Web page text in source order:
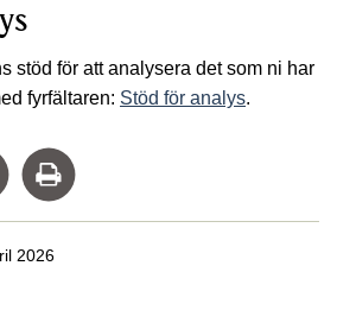
stöd för att analysera det som ni har
fyrfältaren: Stöd för analys.
via mail
Dela på Linkedin
2026